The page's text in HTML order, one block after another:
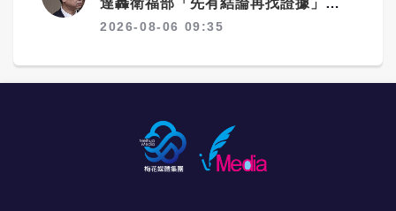
大爭議直指決策核心
2026-08-06 09:35